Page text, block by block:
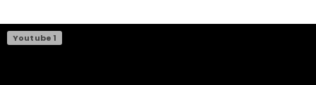
Youtube 1